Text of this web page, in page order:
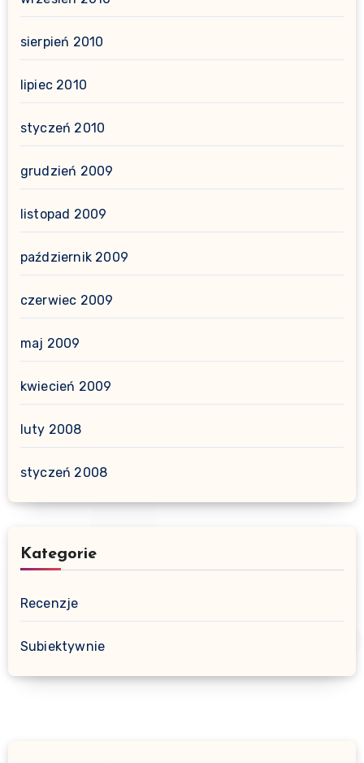
sierpień 2010
lipiec 2010
styczeń 2010
grudzień 2009
listopad 2009
październik 2009
czerwiec 2009
maj 2009
kwiecień 2009
luty 2008
styczeń 2008
Kategorie
Recenzje
Subiektywnie